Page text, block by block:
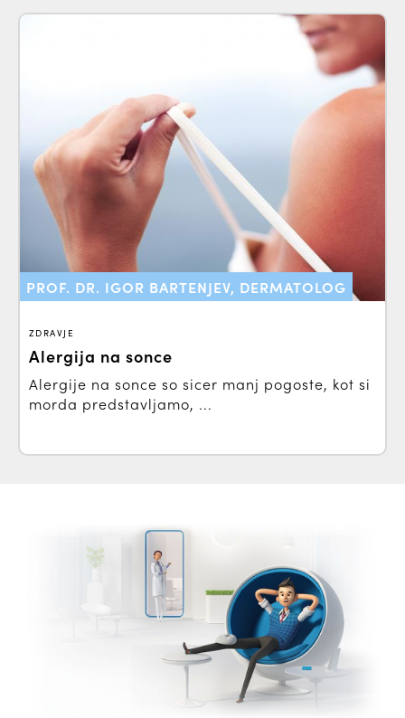
PROF. DR. IGOR BARTENJEV, DERMATOLOG
ZDRAVJE
Alergija na sonce
Alergije na sonce so sicer manj pogoste, kot si
morda predstavljamo, ...